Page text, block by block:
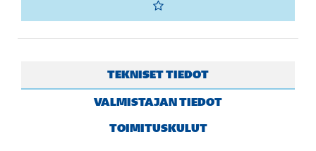
TEKNISET TIEDOT
VALMISTAJAN TIEDOT
TOIMITUSKULUT